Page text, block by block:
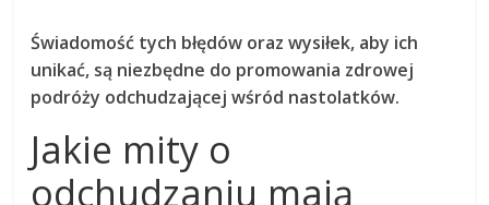
Świadomość tych błędów oraz wysiłek, aby ich
unikać, są niezbędne do promowania zdrowej
podróży odchudzającej wśród nastolatków.
Jakie mity o
odchudzaniu mają